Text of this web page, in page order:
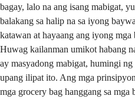
bagay, lalo na ang isang mabigat,
balakang sa halip na sa iyong
katawan at hayaang ang iyong
Huwag kailanman umikot habang
ay masyadong mabigat, humingi
upang ilipat ito. Ang mga
mga grocery bag hanggang sa mga